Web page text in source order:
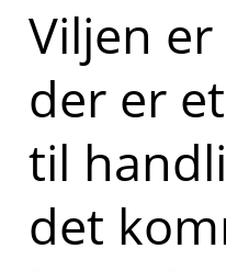
Viljen
der er
til
det